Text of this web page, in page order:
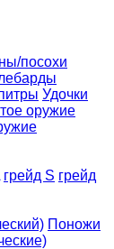
посохи
Удочки
оружие
грейд S грейд
Поножи